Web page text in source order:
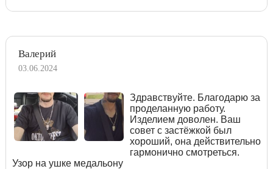
Валерий
03.06.2024
Здравствуйте. Благодарю за
проделанную работу.
Изделием доволен. Ваш
совет с застёжкой был
хороший, она действительно
гармонично смотреться.
Узор на ушке медальону